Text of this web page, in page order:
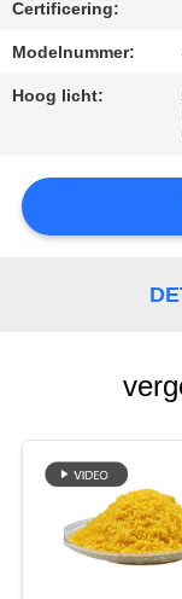
NIEUWS
VRAAG
OFFERTE
SITEMAP
Certificering:
Modelnummer:
Hoog licht: